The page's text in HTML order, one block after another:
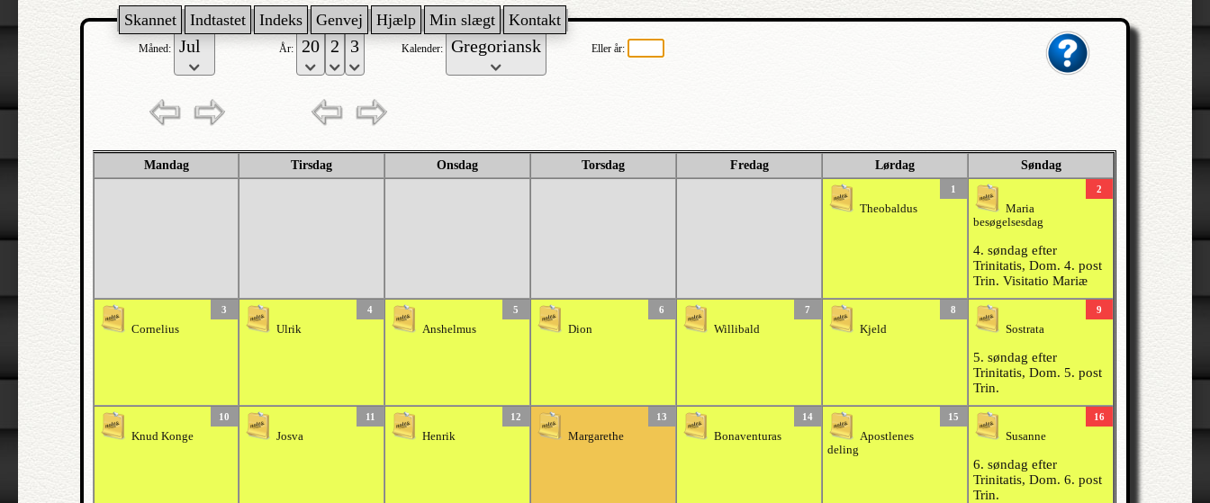
Skannet Indtastet Indeks Genvej Hjælp Min slægt Kontakt
Måned: År: Kalender: Eller år:
Mandag Tirsdag Onsdag Torsdag Fredag Lørdag Søndag
1
Theobaldus
2
Maria
besøgelsesdag
4. søndag efter
Trinitatis, Dom. 4. post
Trin. Visitatio Mariæ
3
Cornelius
4
Ulrik
5
Anshelmus
6
Dion
7
Willibald
8
Kjeld
9
Sostrata
5. søndag efter
Trinitatis, Dom. 5. post
Trin.
10
Knud Konge
11
Josva
12
Henrik
13
Margarethe
14
Bonaventuras
15
Apostlenes
deling
16
Susanne
6. søndag efter
Trinitatis, Dom. 6. post
Trin.